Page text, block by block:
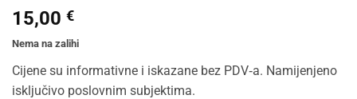
15,00 €
Nema na zalihi
Cijene su informativne i iskazane bez PDV‑a. Namijenjeno
isključivo poslovnim subjektima.